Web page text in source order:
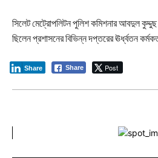
সিলেট মেট্রোপলিটন পুলিশ কমিশনার আবদুল
ছিলেন প্রশাসনের বিভিন্ন দপ্তরের ঊর্ধ্বতন
Share Post
Share